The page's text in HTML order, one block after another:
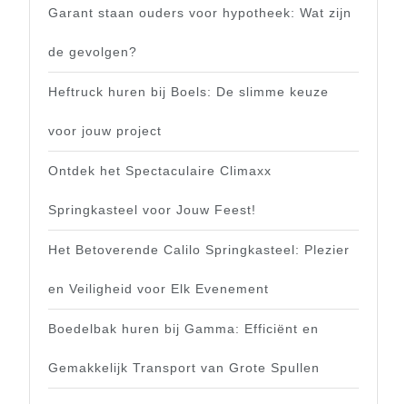
Garant staan ouders voor hypotheek: Wat zijn
de gevolgen?
Heftruck huren bij Boels: De slimme keuze
voor jouw project
Ontdek het Spectaculaire Climaxx
Springkasteel voor Jouw Feest!
Het Betoverende Calilo Springkasteel: Plezier
en Veiligheid voor Elk Evenement
Boedelbak huren bij Gamma: Efficiënt en
Gemakkelijk Transport van Grote Spullen